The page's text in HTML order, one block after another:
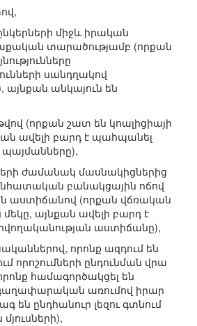
միջև իրական
տարածությամբ (որքան
սանդղակով
անկայուն են
(որքան շատ են կոալիցիայի
ավելի բարդ է պահպանել
ժամանակ մասնակիցներից
բանակցային ոճով
աստիճանով (որքան վճռական
մեկը, այնքան ավելի բարդ է
աստիճանը),
որոնք ազդում են
որոշումների ընդունման վրա
համագործակցել են
առումով իրար
են ընդհանուր լեզու գտնում